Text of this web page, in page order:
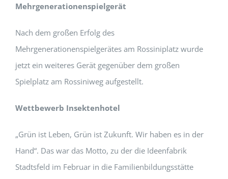
Mehrgenerationenspielgerät
Nach dem großen Erfolg des
Mehrgenerationenspielgerätes am Rossiniplatz wurde
jetzt ein weiteres Gerät gegenüber dem großen
Spielplatz am Rossiniweg aufgestellt.
Wettbewerb Insektenhotel
„Grün ist Leben, Grün ist Zukunft. Wir haben es in der
Hand“. Das war das Motto, zu der die Ideenfabrik
Stadtsfeld im Februar in die Familienbildungsstätte